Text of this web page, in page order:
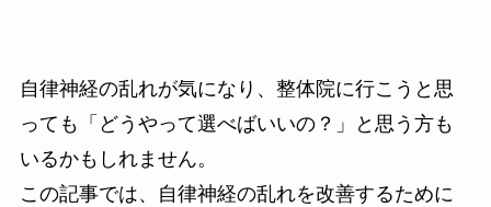
自律神経の乱れが気になり、整体院に行こうと思
っても「どうやって選べばいいの？」と思う方も
いるかもしれません。
この記事では、自律神経の乱れを改善するために